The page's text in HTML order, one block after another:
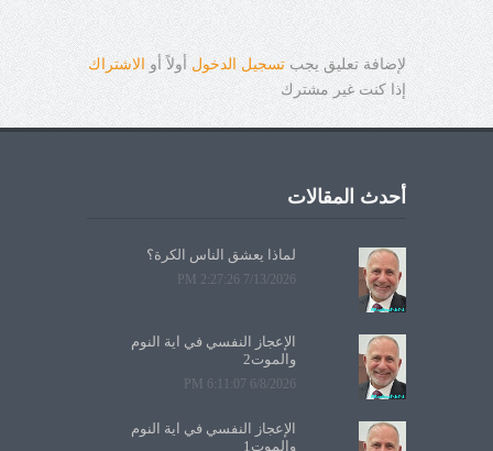
لإضافة تعليق يجب تسجيل الدخول أولاً أو الاشتراك
إذا كنت غير مشترك
أحدث المقالات
لماذا يعشق الناس الكرة؟
7/13/2026 2:27:26 PM
الإعجاز النفسي في آية النوم
والموت2
6/8/2026 6:11:07 PM
الإعجاز النفسي في آية النوم
والموت1